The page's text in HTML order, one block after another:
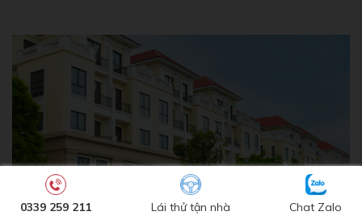
0339 259 211 Lái thử tận nhà Chat Zalo